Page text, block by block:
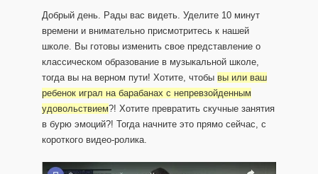
Добрый день. Рады вас видеть. Уделите 10 минут
времени и внимательно присмотритесь к нашей
школе. Вы готовы изменить свое представление о
классическом образование в музыкальной школе,
тогда вы на верном пути! Хотите, чтобы вы или ваш
ребенок играл на барабанах с непревзойденным
удовольствием?! Хотите превратить скучные занятия
в бурю эмоций?! Тогда начните это прямо сейчас, с
короткого видео-ролика.